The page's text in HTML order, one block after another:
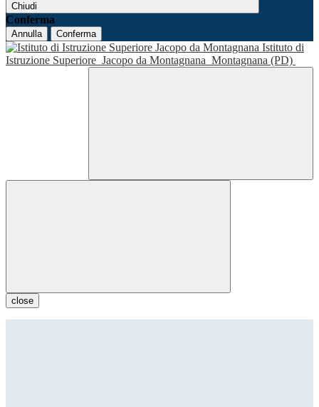
Chiudi
Conferma
Annulla Conferma
Istituto di
Istruzione Superiore Jacopo da Montagnana Montagnana (PD)
close